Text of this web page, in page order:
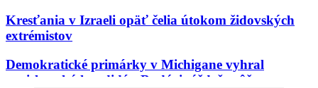
Kresťania v Izraeli opäť čelia útokom židovských
extrémistov
Demokratické primárky v Michigane vyhral
proislamský kandidát. Budúci týždeň môže vo